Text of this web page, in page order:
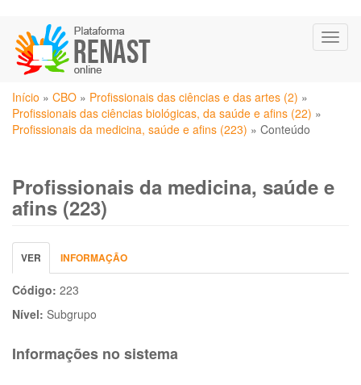
para
conteúdo
principal
Você
está
aqui
Início » CBO » Profissionais das ciências e das artes (2) »
Profissionais das ciências biológicas, da saúde e afins (22) »
Profissionais da medicina, saúde e afins (223) » Conteúdo
Profissionais da medicina, saúde e
afins (223)
Abas
primárias
VER (ABA
ATIVA)
INFORMAÇÃO
Código: 223
Nível: Subgrupo
Informações no sistema